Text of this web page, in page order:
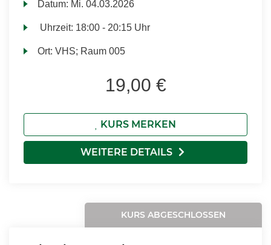
Datum: Mi. 04.03.2026
Uhrzeit: 18:00 - 20:15 Uhr
Ort:VHS; Raum 005
19,00 €
KURS MERKEN
WEITERE DETAILS
KURS ABGESCHLOSSEN